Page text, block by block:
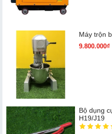
Máy trộn
9.800.000₫
Bộ dụng
H19/J19